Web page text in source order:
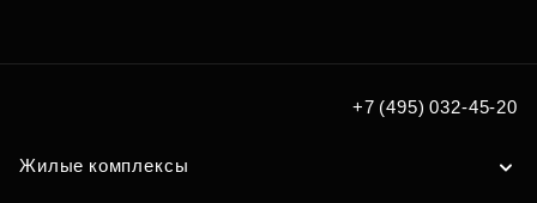
+7 (495) 032-45-20
Жилые комплексы